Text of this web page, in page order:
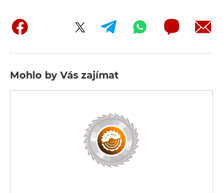
Mohlo by Vás zajímat